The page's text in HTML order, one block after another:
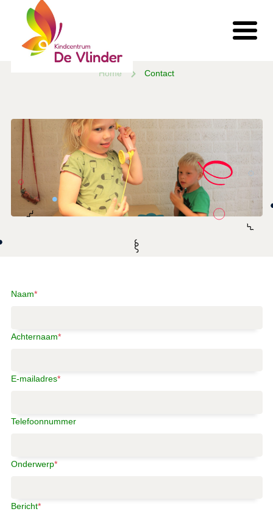
Home Contact
Naam*
Achternaam*
E-mailadres*
Telefoonnummer
Onderwerp*
Bericht*